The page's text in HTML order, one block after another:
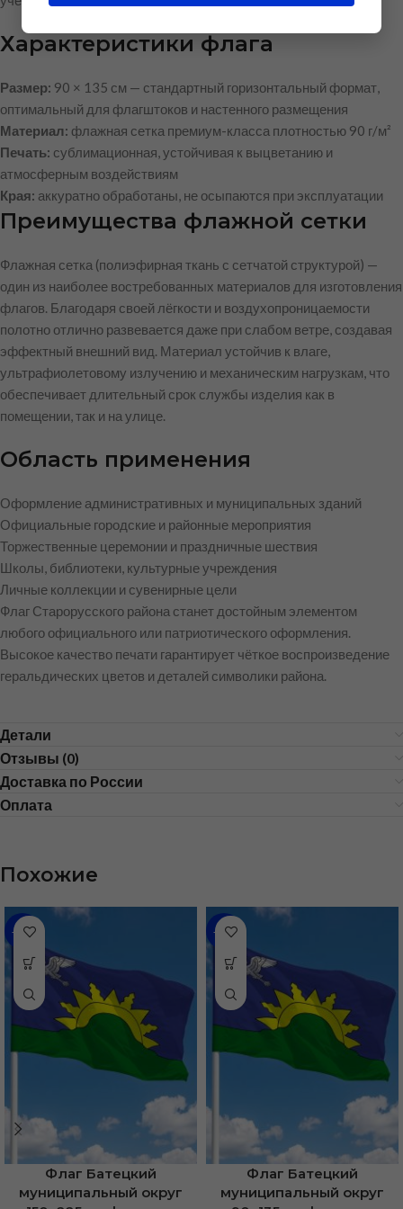
Характеристики флага
Размер: 90 × 135 см — стандартный горизонтальный формат,
оптимальный для флагштоков и настенного размещения
Материал: флажная сетка премиум-класса плотностью 90 г/м²
Печать: сублимационная, устойчивая к выцветанию и
атмосферным воздействиям
Края: аккуратно обработаны, не осыпаются при эксплуатации
Преимущества флажной сетки
Флажная сетка (полиэфирная ткань с сетчатой структурой) —
один из наиболее востребованных материалов для изготовления
флагов. Благодаря своей лёгкости и воздухопроницаемости
полотно отлично развевается даже при слабом ветре, создавая
эффектный внешний вид. Материал устойчив к влаге,
ультрафиолетовому излучению и механическим нагрузкам, что
обеспечивает длительный срок службы изделия как в
помещении, так и на улице.
Область применения
Оформление административных и муниципальных зданий
Официальные городские и районные мероприятия
Торжественные церемонии и праздничные шествия
Школы, библиотеки, культурные учреждения
Личные коллекции и сувенирные цели
Флаг Старорусского района станет достойным элементом
любого официального или патриотического оформления.
Высокое качество печати гарантирует чёткое воспроизведение
геральдических цветов и деталей символики района.
Детали
Отзывы (0)
Доставка по России
Оплата
Похожие
-36%
Флаг Батецкий
муниципальный округ
-35%
Флаг Батецкий
муниципальный округ